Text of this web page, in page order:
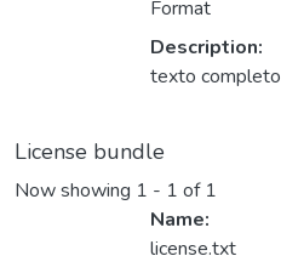
Format
Description:
texto completo
License bundle
Now showing 1 - 1 of 1
Name:
license.txt